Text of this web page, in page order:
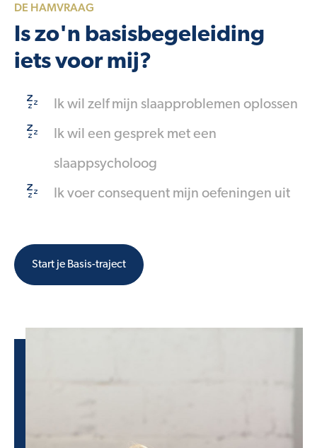
DE HAMVRAAG
Is zo'n basisbegeleiding
iets voor mij?
Ik wil zelf mijn slaapproblemen oplossen
Ik wil een gesprek met een
slaappsycholoog
Ik voer consequent mijn oefeningen uit
Start je Basis-traject